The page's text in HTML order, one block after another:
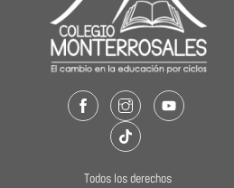
FacebookInstagramYoutube
TikTok
Todos los derechos